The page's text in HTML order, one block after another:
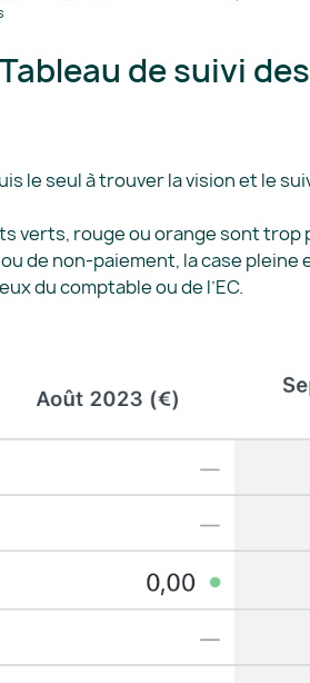
Tableau de suivi
le seul à trouver la vision et le
verts, rouge ou orange sont trop
de non-paiement, la case
du comptable ou de l’EC.